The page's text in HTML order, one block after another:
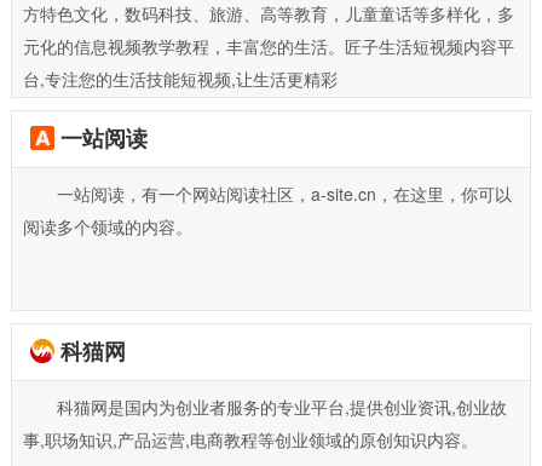
方特色文化，数码科技、旅游、高等教育，儿童童话等多样化，多
元化的信息视频教学教程，丰富您的生活。匠子生活短视频内容平
台,专注您的生活技能短视频,让生活更精彩
一站阅读
一站阅读，有一个网站阅读社区，a-site.cn，在这里，你可以
阅读多个领域的内容。
科猫网
科猫网是国内为创业者服务的专业平台,提供创业资讯,创业故
事,职场知识,产品运营,电商教程等创业领域的原创知识内容。